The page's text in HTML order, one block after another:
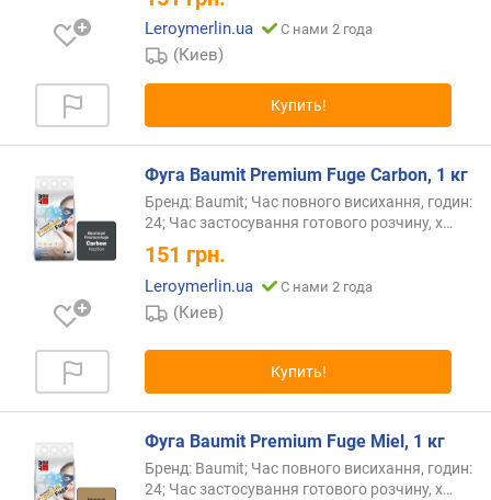
Leroymerlin.ua С нами 2 года
(Киев)
Купить!
Фуга Baumit Premium Fuge Carbon, 1 кг
Бренд: Baumit; Час повного висихання, годин:
24; Час застосування готового розчину, х…
151 грн.
Leroymerlin.ua С нами 2 года
(Киев)
Купить!
Фуга Baumit Premium Fuge Miel, 1 кг
Бренд: Baumit; Час повного висихання, годин:
24; Час застосування готового розчину, х…